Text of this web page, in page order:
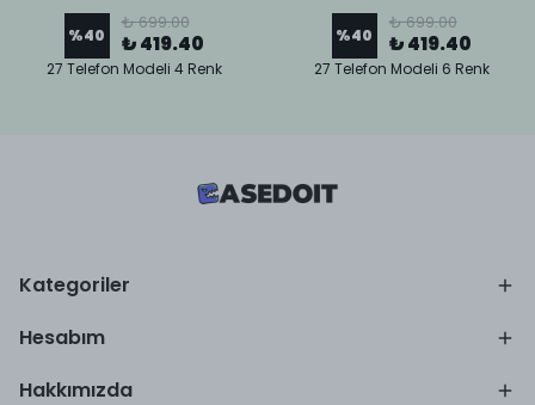
%40
₺ 699.00
₺ 419.40
27 Telefon Modeli 4 Renk
%40
₺ 699.00
₺ 419.40
27 Telefon Modeli 6 Renk
Kategoriler
Hesabım
Hakkımızda